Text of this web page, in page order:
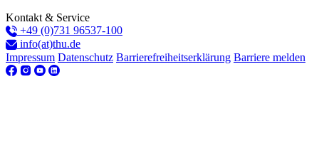
Kontakt & Service
+49 (0)731 96537-100
info(at)thu.de
Impressum Datenschutz Barrierefreiheitserklärung Barriere melden